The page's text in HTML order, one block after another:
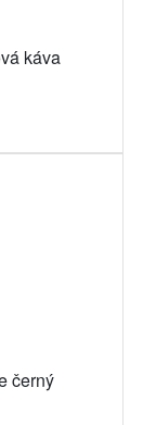
káva
černý